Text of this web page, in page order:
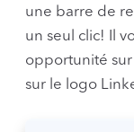
une barre de
un seul clic! Il
opportunité
sur le logo